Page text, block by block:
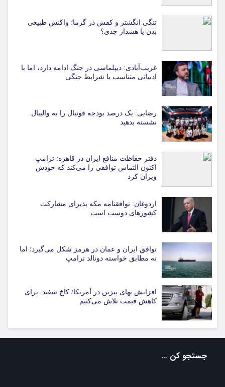
تنگی انگشتر و کفش در گرما؛ واکنش طبیعی
بدن یا هشدار جدی؟
غریب‌آبادی: دیپلماسی در جنگ ادامه دارد، اما با
ادبیاتی متناسب با شرایط جنگی
رضایی: یک درصد بودجه فوتبال را به والیبال
نشسته بدهید
دفتر حفاظت منافع ایران در قاهره: ترامپ
اکنون التماس توافقی را می‌کند که خودش
ویران کرد
اردوغان: توافقنامه مکه پذیرای مشارکت
کشورهای دوست است
توافق ایران و عمان در هرمز شکل می‌گیرد؛ اما
نه مطابق خواسته دونالد ترامپ
افزایش بهای بنزین در آمریکا/ کاخ سفید: برای
کاهش قیمت تلاش می‌کنیم
جستجو کن …